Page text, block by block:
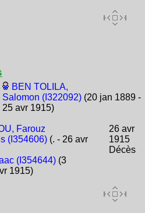
BEN TOLILA,
Salomon (I322092) (20 jan 1889 -
25 avr 1915)
Farouz
(I354606)(. - 26 avr
26 avr
1915
Décès
(I354644) (3
1915)